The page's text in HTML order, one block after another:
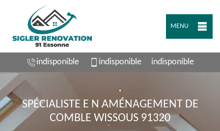
MENU
indisponible indisponible indisponible
SPÉCIALISTE E N AMÉNAGEMENT DE
COMBLE WISSOUS 91320